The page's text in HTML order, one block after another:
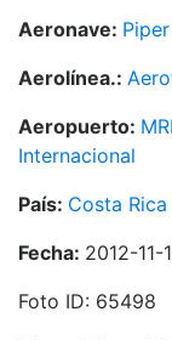
Aeronave:
Aerolínea.:
Aeropuerto:
Internacional
País: Costa Rica
Fecha: 2012-11-
Foto ID: 65498